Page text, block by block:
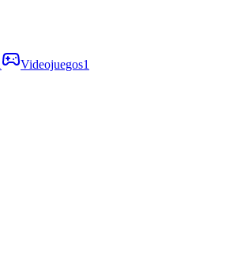
Videojuegos1